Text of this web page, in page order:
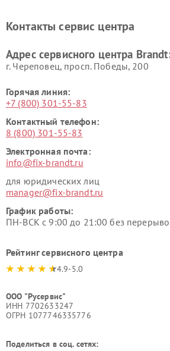
Контакты сервис центра
Адрес сервисного центра
г. Череповец, просп. Победы, 200
Горячая линия:
+7 (800) 301-55-83
Контактный телефон:
8 (800) 301-55-83
Электронная почта:
info@fix-brandt.ru
для юридических лиц
manager@fix-brandt.ru
График работы:
ПН-ВСК с 9:00 до 21:00 без
Рейтинг сервисного центра
4.9-5.0
ООО "Русервис"
ИНН 7702633247
ОГРН 1077746335776
Поделиться в соц. сетях: